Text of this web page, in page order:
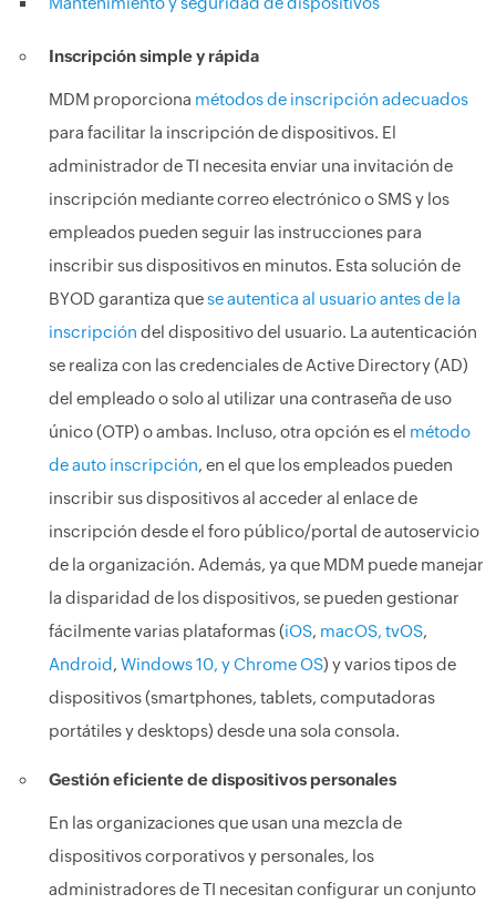
Inscripción simple y rápida
MDM proporciona métodos de inscripción adecuados
para facilitar la inscripción de dispositivos. El
administrador de TI necesita enviar una invitación de
inscripción mediante correo electrónico o SMS y los
empleados pueden seguir las instrucciones para
inscribir sus dispositivos en minutos. Esta solución de
BYOD garantiza quese autentica al usuario antes de la
inscripción del dispositivo del usuario. La autenticación
se realiza con las credenciales de Active Directory (AD)
del empleado o solo al utilizar una contraseña de uso
único (OTP) o ambas. Incluso, otra opción es el método
de auto inscripción, en el que los empleados pueden
inscribir sus dispositivos al acceder al enlace de
inscripción desde el foro público/portal de autoservicio
de la organización. Además, ya que MDM puede manejar
la disparidad de los dispositivos, se pueden gestionar
fácilmente varias plataformas (iOS, macOS, tvOS,
Android , Windows 10, yChrome OS) y varios tipos de
dispositivos (smartphones, tablets, computadoras
portátiles y desktops) desde una sola consola.
Gestión eficiente de dispositivos personales
En las organizaciones que usan una mezcla de
dispositivos corporativos y personales, los
administradores de TI necesitan configurar un conjunto